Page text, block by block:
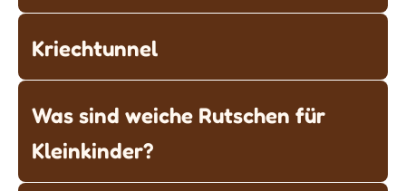
Kriechtunnel
Was sind weiche Rutschen für
Kleinkinder?